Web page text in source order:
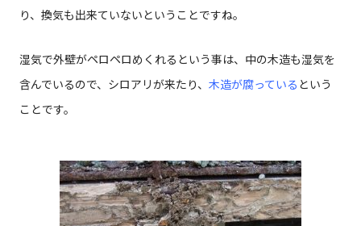
り、換気も出来ていないということですね。
湿気で外壁がペロペロめくれるという事は、中の木造も湿気を
含んでいるので、シロアリが来たり、 木造が腐っている という
ことです。